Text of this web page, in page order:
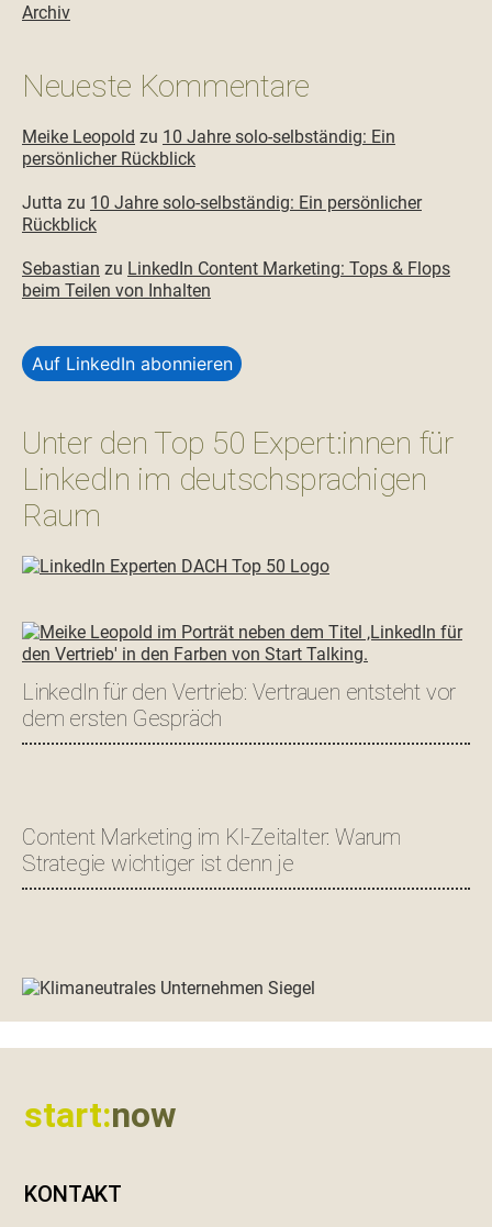
Archiv
Neueste Kommentare
Meike Leopold zu 10 Jahre solo-selbständig: Ein
persönlicher Rückblick
Jutta zu 10 Jahre solo-selbständig: Ein persönlicher
Rückblick
Sebastian zu LinkedIn Content Marketing: Tops & Flops
beim Teilen von Inhalten
Auf LinkedIn abonnieren
Unter den Top 50 Expert:innen für
LinkedIn im deutschsprachigen
Raum
LinkedIn für den Vertrieb: Vertrauen entsteht vor
dem ersten Gespräch
Content Marketing im KI-Zeitalter: Warum
Strategie wichtiger ist denn je
start:now
KONTAKT